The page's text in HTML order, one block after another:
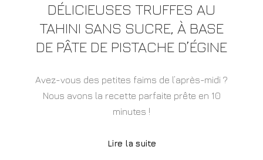
DÉLICIEUSES TRUFFES AU
TAHINI SANS SUCRE, À BASE
DE PÂTE DE PISTACHE D’ÉGINE
Avez-vous des petites faims de l’après-midi ?
Nous avons la recette parfaite prête en 10
minutes !
Lire la suite